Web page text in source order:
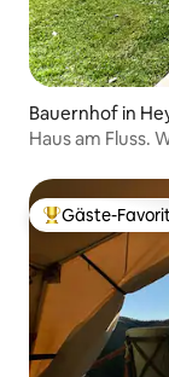
Bauernhof in
Haus am Fluss.
Beliebter
Gäste-